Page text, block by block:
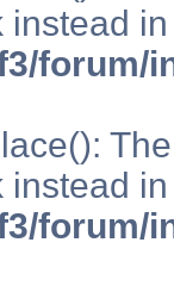
instead in
forum/
instead in
forum/